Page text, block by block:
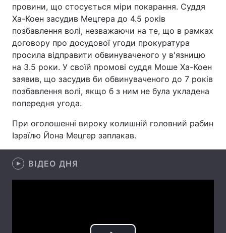
Економіка Світ
Техно і зв'язок Лайт
Зброя Інциденти
Здоров'я
Цікавинки Погода
Екологія Регіони
Лонгріди
Думки
провини, що стосується міри покарання. Суддя
Ха-Коен засудив Мецгера до 4.5 років
позбавлення волі, незважаючи на те, що в рамках
договору про досудової угоди прокуратура
просила відправити обвинуваченого у в'язницю
на 3.5 роки. У своїй промові суддя Моше Ха-Коен
заявив, що засудив би обвинуваченого до 7 років
позбавлення волі, якщо б з ним не була укладена
попередня угода.
При оголошенні вироку колишній головний рабин
Ізраїлю Йона Мецгер заплакав.
ВІДЕО ДНЯ